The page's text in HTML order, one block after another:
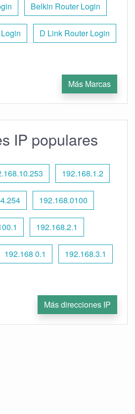
Belkin Router Login
D Link Router Login
Más Marcas
IP populares
192.168.1.2
192.168.0100
192.168.2.1
192.168 0.1 192.168.3.1
Más direcciones IP